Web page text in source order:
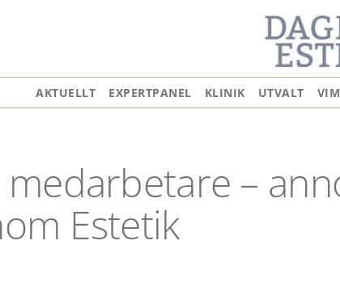
AKTUELLT EXPERTPANEL KLINIK UTVALT
–
Estetik